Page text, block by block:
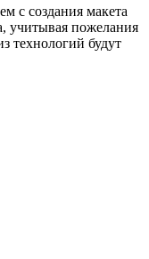
с создания макета
учитывая пожелания
технологий будут